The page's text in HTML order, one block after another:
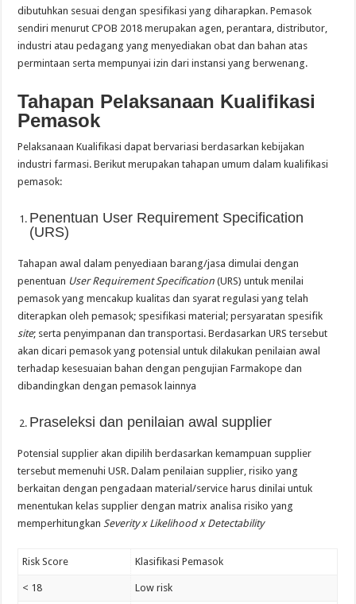
dibutuhkan sesuai dengan spesifikasi yang diharapkan. Pemasok
sendiri menurut CPOB 2018 merupakan agen, perantara, distributor,
industri atau pedagang yang menyediakan obat dan bahan atas
permintaan serta mempunyai izin dari instansi yang berwenang.
Tahapan Pelaksanaan Kualifikasi
Pemasok
Pelaksanaan Kualifikasi dapat bervariasi berdasarkan kebijakan
industri farmasi. Berikut merupakan tahapan umum dalam kualifikasi
pemasok:
Penentuan User Requirement Specification
(URS)
Tahapan awal dalam penyediaan barang/jasa dimulai dengan
penentuan User Requirement Specification (URS) untuk menilai
pemasok yang mencakup kualitas dan syarat regulasi yang telah
diterapkan oleh pemasok; spesifikasi material; persyaratan spesifik
site; serta penyimpanan dan transportasi. Berdasarkan URS tersebut
akan dicari pemasok yang potensial untuk dilakukan penilaian awal
terhadap kesesuaian bahan dengan pengujian Farmakope dan
dibandingkan dengan pemasok lainnya
Praseleksi dan penilaian awal supplier
Potensial supplier akan dipilih berdasarkan kemampuan supplier
tersebut memenuhi USR. Dalam penilaian supplier, risiko yang
berkaitan dengan pengadaan material/service harus dinilai untuk
menentukan kelas supplier dengan matrix analisa risiko yang
memperhitungkan Severity x Likelihood x Detectability
Risk Score Klasifikasi Pemasok
< 18 Low risk